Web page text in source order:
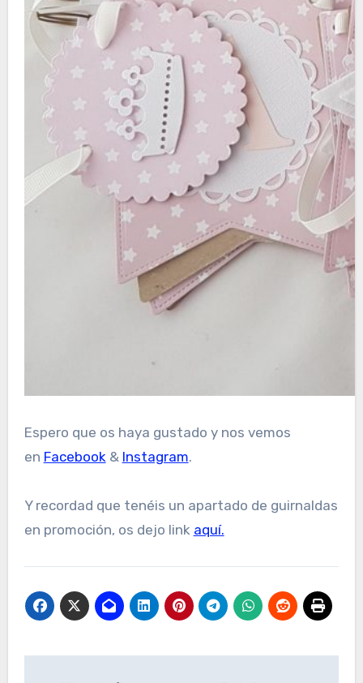
Espero que os haya gustado y nos vemos
en Facebook & Instagram.
Y recordad que tenéis un apartado de guirnaldas
en promoción, os dejo link aquí.